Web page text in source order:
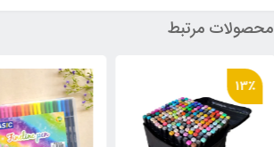
محصولات مرتبط
13٪